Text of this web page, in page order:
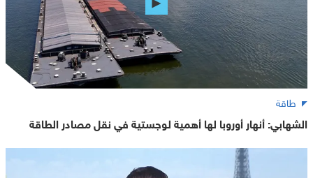
طاقة
الشهابي: أنهار أوروبا لها أهمية لوجستية في نقل مصادر الطاقة